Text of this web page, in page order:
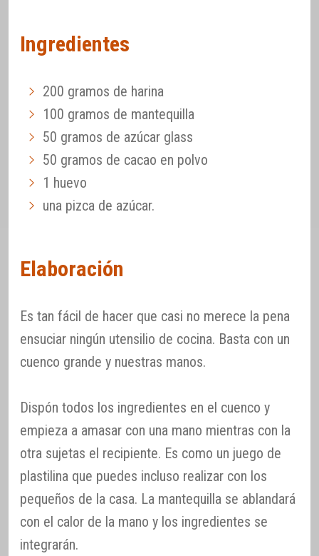
Ingredientes
200 gramos de harina
100 gramos de mantequilla
50 gramos de azúcar glass
50 gramos de cacao en polvo
1 huevo
una pizca de azúcar.
Elaboración
Es tan fácil de hacer que casi no merece la pena
ensuciar ningún utensilio de cocina. Basta con un
cuenco grande y nuestras manos.
Dispón todos los ingredientes en el cuenco y
empieza a amasar con una mano mientras con la
otra sujetas el recipiente. Es como un juego de
plastilina que puedes incluso realizar con los
pequeños de la casa. La mantequilla se ablandará
con el calor de la mano y los ingredientes se
integrarán.